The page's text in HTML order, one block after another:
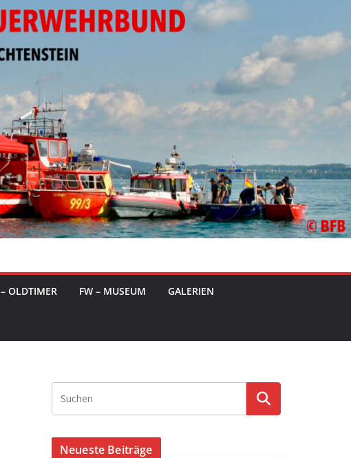
OLDTIMER FW – MUSEUM GALERIEN
Neueste Beiträge